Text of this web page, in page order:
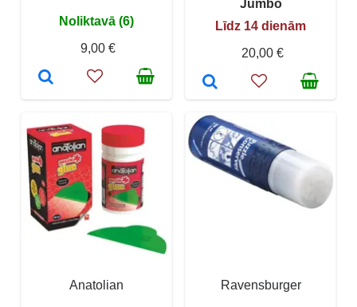
Noliktavā (6)
9,00 €
Jumbo
Līdz 14 dienām
20,00 €
Anatolian Ravensburger